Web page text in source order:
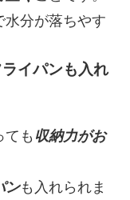
水分が落ちやす
イパンも入れ
ても 収納力がお
ンも入れられま